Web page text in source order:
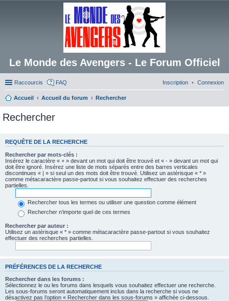
Le Monde des Avengers - Le Forum Officiel
Raccourcis FAQ Connexion
Inscription
Accueil Accueil du forum Rechercher
Rechercher
REQUÊTE DE LA RECHERCHE
Rechercher par mots-clés :
Insérez le caractère « + » devant un mot qui doit être trouvé et « - » devant un mot qui
doit être ignoré. Insérez une liste de mots séparés entre des barres verticales
discontinues « | » si seul un des mots doit être trouvé. Utilisez un astérisque « * »
comme métacaractère passe-partout si vous souhaitez effectuer des recherches
partielles.
Rechercher tous les termes ou utiliser une question comme élément
Rechercher n’importe quel de ces termes
Rechercher par auteur :
Utilisez un astérisque « * » comme métacaractère passe-partout si vous souhaitez
effectuer des recherches partielles.
PRÉFÉRENCES DE LA RECHERCHE
Rechercher dans les forums :
Sélectionnez le ou les forums dans lesquels vous souhaitez effectuer une recherche.
Les sous-forums seront automatiquement inclus dans la recherche si vous ne
désactivez pas l’option « Rechercher dans les sous-forums » affichée ci-dessous.